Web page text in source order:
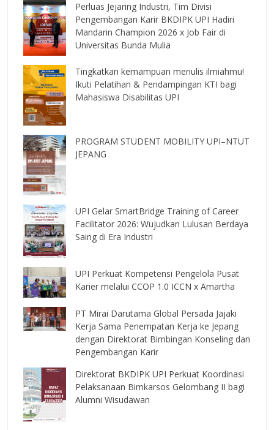
Perluas Jejaring Industri, Tim Divisi
Pengembangan Karir BKDIPK UPI Hadiri
Mandarin Champion 2026 x Job Fair di
Universitas Bunda Mulia
Tingkatkan kemampuan menulis ilmiahmu!
Ikuti Pelatihan & Pendampingan KTI bagi
Mahasiswa Disabilitas UPI
PROGRAM STUDENT MOBILITY UPI–NTUT
JEPANG
UPI Gelar SmartBridge Training of Career
Facilitator 2026: Wujudkan Lulusan Berdaya
Saing di Era Industri
UPI Perkuat Kompetensi Pengelola Pusat
Karier melalui CCOP 1.0 ICCN x Amartha
PT Mirai Darutama Global Persada Jajaki
Kerja Sama Penempatan Kerja ke Jepang
dengan Direktorat Bimbingan Konseling dan
Pengembangan Karir
Direktorat BKDIPK UPI Perkuat Koordinasi
Pelaksanaan Bimkarsos Gelombang II bagi
Alumni Wisudawan